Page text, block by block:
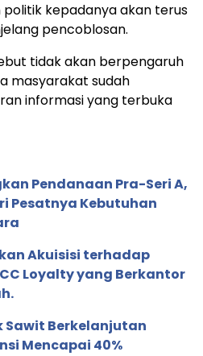
kepadanya akan terus
pencoblosan.
tidak akan berpengaruh
masyarakat sudah
informasi yang terbuka
Pendanaan Pra-Seri A,
Pesatnya Kebutuhan
Akuisisi terhadap
Loyalty yang Berkantor
Sawit Berkelanjutan
Mencapai 40%